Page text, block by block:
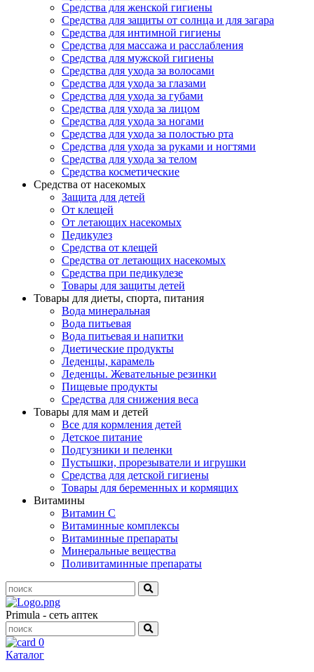
Средства для женской гигиены
Средства для защиты от солнца и для загара
Средства для интимной гигиены
Средства для массажа и расслабления
Средства для мужской гигиены
Средства для ухода за волосами
Средства для ухода за глазами
Средства для ухода за губами
Средства для ухода за лицом
Средства для ухода за ногами
Средства для ухода за полостью рта
Средства для ухода за руками и ногтями
Средства для ухода за телом
Средства косметические
Средства от насекомых
Защита для детей
От клещей
От летающих насекомых
Педикулез
Средства от клещей
Средства от летающих насекомых
Средства при педикулезе
Товары для защиты детей
Товары для диеты, спорта, питания
Вода минеральная
Вода питьевая
Вода питьевая и напитки
Диетические продукты
Леденцы, карамель
Леденцы. Жевательные резинки
Пищевые продукты
Средства для снижения веса
Товары для мам и детей
Все для кормления детей
Детское питание
Подгузники и пеленки
Пустышки, прорезыватели и игрушки
Средства для детской гигиены
Товары для беременных и кормящих
Витамины
Витамин С
Витаминные комплексы
Витаминные препараты
Минеральные вещества
Поливитаминные препараты
Primula - сеть аптек
0
Каталог